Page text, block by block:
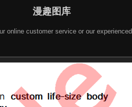
漫趣图库
customer service or our